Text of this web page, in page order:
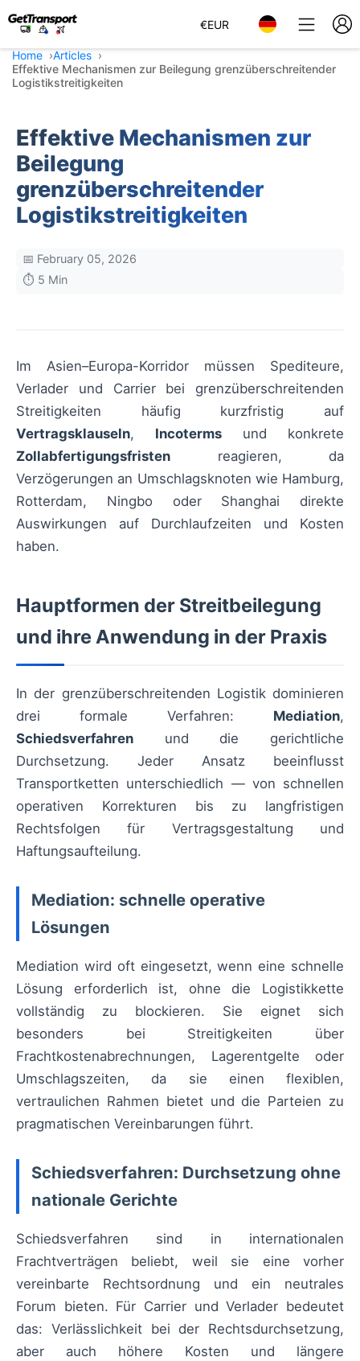
€EUR
Home
Articles
Effektive Mechanismen zur Beilegung grenzüberschreitender
Logistikstreitigkeiten
Effektive Mechanismen zur
Beilegung
grenzüberschreitender
Logistikstreitigkeiten
📅 February 05, 2026
⏱️ 5 Min
Im Asien–Europa-Korridor müssen Spediteure,
Verlader und Carrier bei grenzüberschreitenden
Streitigkeiten häufig kurzfristig auf
Vertragsklauseln, Incoterms und konkrete
Zollabfertigungsfristen reagieren, da
Verzögerungen an Umschlagsknoten wie Hamburg,
Rotterdam, Ningbo oder Shanghai direkte
Auswirkungen auf Durchlaufzeiten und Kosten
haben.
Hauptformen der Streitbeilegung
und ihre Anwendung in der Praxis
In der grenzüberschreitenden Logistik dominieren
drei formale Verfahren: Mediation,
Schiedsverfahren und die gerichtliche
Durchsetzung. Jeder Ansatz beeinflusst
Transportketten unterschiedlich — von schnellen
operativen Korrekturen bis zu langfristigen
Rechtsfolgen für Vertragsgestaltung und
Haftungsaufteilung.
Mediation: schnelle operative
Lösungen
Mediation wird oft eingesetzt, wenn eine schnelle
Lösung erforderlich ist, ohne die Logistikkette
vollständig zu blockieren. Sie eignet sich
besonders bei Streitigkeiten über
Frachtkostenabrechnungen, Lagerentgelte oder
Umschlagszeiten, da sie einen flexiblen,
vertraulichen Rahmen bietet und die Parteien zu
pragmatischen Vereinbarungen führt.
Schiedsverfahren: Durchsetzung ohne
nationale Gerichte
Schiedsverfahren sind in internationalen
Frachtverträgen beliebt, weil sie eine vorher
vereinbarte Rechtsordnung und ein neutrales
Forum bieten. Für Carrier und Verlader bedeutet
das: Verlässlichkeit bei der Rechtsdurchsetzung,
aber auch höhere Kosten und längere